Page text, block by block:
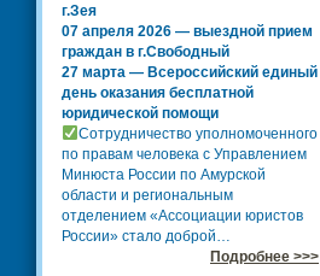
г.Зея
07 апреля 2026 — выездной прием
граждан в г.Свободный
27 марта — Всероссийский единый
день оказания бесплатной
юридической помощи
Сотрудничество уполномоченного
по правам человека с Управлением
Минюста России по Амурской
области и региональным
отделением «Ассоциации юристов
России» стало доброй…
Подробнее >>>